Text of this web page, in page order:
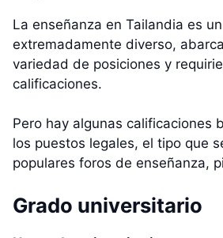
La enseñanza en Tailandia es
extremadamente diverso,
variedad de posiciones y
calificaciones.
Pero hay algunas calificaciones
los puestos legales, el tipo que
populares foros de enseñanza,
Grado universitario